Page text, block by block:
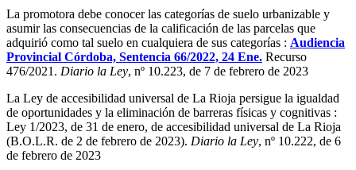
La promotora debe conocer las categorías de suelo urbanizable y
asumir las consecuencias de la calificación de las parcelas que
adquirió como tal suelo en cualquiera de sus categorías : Audiencia
Provincial Córdoba, Sentencia 66/2022, 24 Ene. Recurso
476/2021. Diario la Ley, nº 10.223, de 7 de febrero de 2023
La Ley de accesibilidad universal de La Rioja persigue la igualdad
de oportunidades y la eliminación de barreras físicas y cognitivas :
Ley 1/2023, de 31 de enero, de accesibilidad universal de La Rioja
(B.O.L.R. de 2 de febrero de 2023). Diario la Ley, nº 10.222, de 6
de febrero de 2023